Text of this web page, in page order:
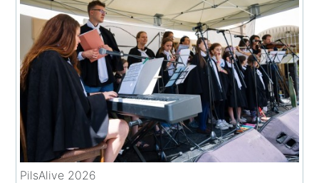
PilsAlive 2026